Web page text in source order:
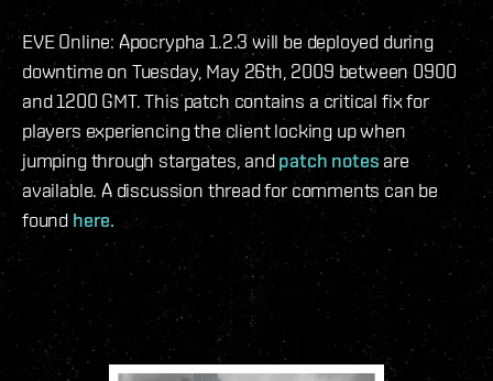
EVE Online: Apocrypha 1.2.3 will be deployed during
downtime on Tuesday, May 26th, 2009 between 0900
and 1200 GMT. This patch contains a critical fix for
players experiencing the client locking up when
jumping through stargates, andpatch notes are
available. A discussion thread for comments can be
found here.